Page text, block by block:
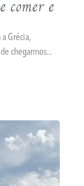
comer e
Grécia,
chegarmos...